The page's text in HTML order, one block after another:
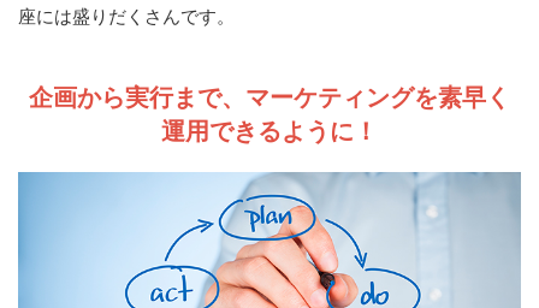
座には盛りだくさんです。
企画から実行まで、マーケティングを素早く
運用できるように！